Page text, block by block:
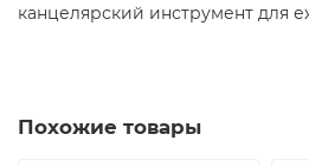
канцелярский инструмент для
Похожие товары